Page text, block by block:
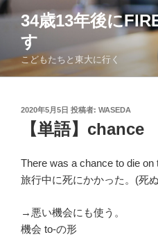
コ
ン
ツ
34歳13年後に
す
こどもたちと東大に行く
投
2020年5月5日 投稿者: WASEDA
【単語】chance
There was a chance to die on
旅行中に死にかかった。(死
→悪い機会にも使う。
機会 to-の形